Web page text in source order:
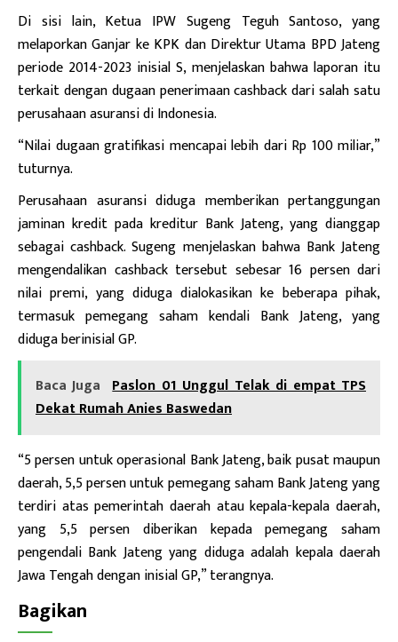
Di sisi lain, Ketua IPW Sugeng Teguh Santoso, yang
melaporkan Ganjar ke KPK dan Direktur Utama BPD Jateng
periode 2014-2023 inisial S, menjelaskan bahwa laporan itu
terkait dengan dugaan penerimaan cashback dari salah satu
perusahaan asuransi di Indonesia.
“Nilai dugaan gratifikasi mencapai lebih dari Rp 100 miliar,”
tuturnya.
Perusahaan asuransi diduga memberikan pertanggungan
jaminan kredit pada kreditur Bank Jateng, yang dianggap
sebagai cashback. Sugeng menjelaskan bahwa Bank Jateng
mengendalikan cashback tersebut sebesar 16 persen dari
nilai premi, yang diduga dialokasikan ke beberapa pihak,
termasuk pemegang saham kendali Bank Jateng, yang
diduga berinisial GP.
Baca Juga Paslon 01 Unggul Telak di empat TPS
Dekat Rumah Anies Baswedan
“5 persen untuk operasional Bank Jateng, baik pusat maupun
daerah, 5,5 persen untuk pemegang saham Bank Jateng yang
terdiri atas pemerintah daerah atau kepala-kepala daerah,
yang 5,5 persen diberikan kepada pemegang saham
pengendali Bank Jateng yang diduga adalah kepala daerah
Jawa Tengah dengan inisial GP,” terangnya.
Bagikan